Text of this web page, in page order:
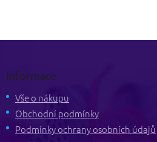
Informace
Vše o nákupu
Obchodní podmínky
Podmínky ochrany osobních údajů